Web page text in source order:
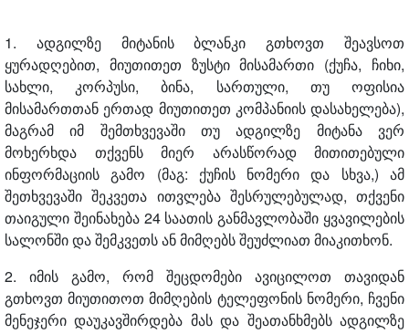
1. ადგილზე მიტანის ბლანკი გთხოვთ შეავსოთ
ყურადღებით, მიუთითეთ ზუსტი მისამართი (ქუჩა, ჩიხი,
სახლი, კორპუსი, ბინა, სართული, თუ ოფისია
მისამართთან ერთად მიუთითეთ კომპანიის დასახელება),
მაგრამ იმ შემთხვევაში თუ ადგილზე მიტანა ვერ
მოხერხდა თქვენს მიერ არასწორად მითითებული
ინფორმაციის გამო (მაგ: ქუჩის ნომერი და სხვა,) ამ
შეთხვევაში შეკვეთა ითვლება შესრულებულად, თქვენი
თაიგული შეინახება 24 საათის განმავლობაში ყვავილების
სალონში და შემკვეთს ან მიმღებს შეუძლიათ მიაკითხონ.
2. იმის გამო, რომ შეცდომები ავიცილოთ თავიდან
გთხოვთ მიუთითოთ მიმღების ტელეფონის ნომერი, ჩვენი
მენეჯერი დაუკავშირდება მას და შეათანხმებს ადგილზე